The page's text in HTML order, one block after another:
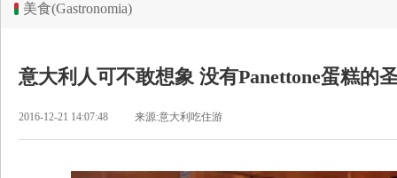
美食(Gastronomia)
意大利人可不敢想象 没有Panettone蛋糕的
2016-12-21 14:07:48 来源:意大利吃住游